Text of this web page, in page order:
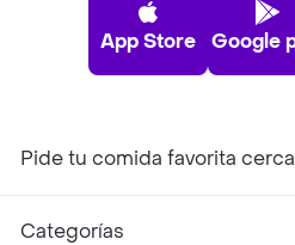
App Store Google
Pide tu comida favorita
Categorías